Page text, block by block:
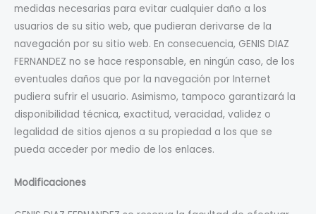
medidas necesarias para evitar cualquier daño a los
usuarios de su sitio web, que pudieran derivarse de la
navegación por su sitio web. En consecuencia, GENIS DIAZ
FERNANDEZ no se hace responsable, en ningún caso, de los
eventuales daños que por la navegación por Internet
pudiera sufrir el usuario. Asimismo, tampoco garantizará la
disponibilidad técnica, exactitud, veracidad, validez o
legalidad de sitios ajenos a su propiedad a los que se
pueda acceder por medio de los enlaces.
Modificaciones